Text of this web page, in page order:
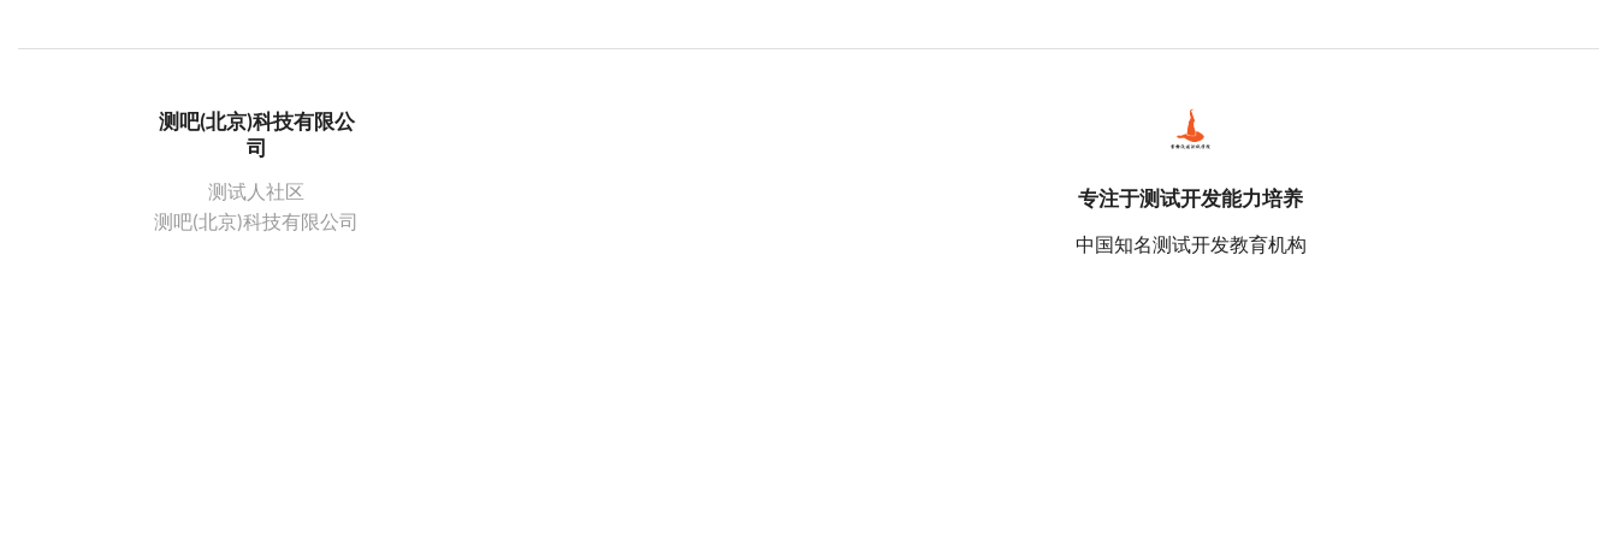
测吧(北京)科技有限公
司
测试人社区
测吧(北京)科技有限公司
专注于测试开发能力培养
中国知名测试开发教育机构